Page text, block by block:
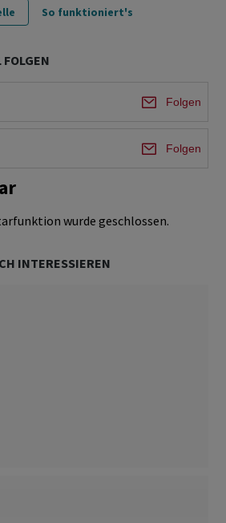
So funktioniert's
Folgen
Folgen
wurde geschlossen.
INTERESSIEREN